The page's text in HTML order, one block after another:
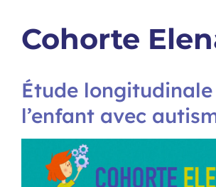
Cohorte
Étude longitudinale
l’enfant avec